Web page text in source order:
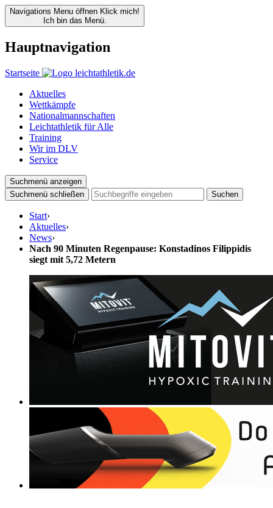
Navigations Menu öffnen Klick mich!
Ich bin das Menü.
Hauptnavigation
Startseite
Aktuelles
Wettkämpfe
Nationalmannschaften
Leichtathletik für Alle
Training
Wir im DLV
Service
Suchmenü anzeigen
Suchmenü schließen
Suchen
Start›
Aktuelles›
News›
Nach 90 Minuten Regenpause: Konstadinos Filippidis
siegt mit 5,72 Metern